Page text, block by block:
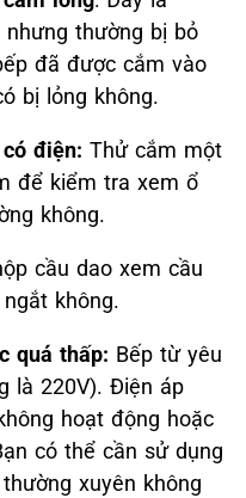
thường bị bỏ
đã được cắm vào
bị lỏng không.
điện: Thử cắm một
để kiểm tra xem ổ
không.
cầu dao xem cầu
không.
quá thấp: Bếp từ yêu
là 220V). Điện áp
hoạt động hoặc
có thể cần sử dụng
xuyên không